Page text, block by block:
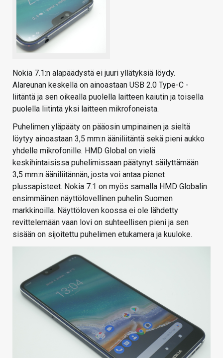
Nokia 7.1:n alapäädystä ei juuri yllätyksiä löydy.
Alareunan keskellä on ainoastaan USB 2.0 Type-C -
liitäntä ja sen oikealla puolella laitteen kaiutin ja toisella
puolella liitintä yksi laitteen mikrofoneista.
Puhelimen yläpääty on pääosin umpinainen ja sieltä
löytyy ainoastaan 3,5 mm:n ääniliitäntä sekä pieni aukko
yhdelle mikrofonille. HMD Global on vielä
keskihintaisissa puhelimissaan päätynyt säilyttämään
3,5 mm:n ääniliitännän, josta voi antaa pienet
plussapisteet. Nokia 7.1 on myös samalla HMD Globalin
ensimmäinen näyttölovellinen puhelin Suomen
markkinoilla. Näyttöloven koossa ei ole lähdetty
revittelemään vaan lovi on suhteellisen pieni ja sen
sisään on sijoitettu puhelimen etukamera ja kuuloke.